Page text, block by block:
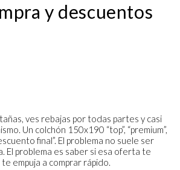
y descuentos
ves rebajas por todas partes y casi
Un colchón 150x190 “top”, “premium”,
final”. El problema no suele ser
El problema es saber si esa oferta te
empuja a comprar rápido.